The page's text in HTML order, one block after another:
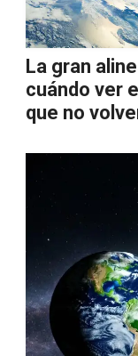
La gran
cuándo ver
que no